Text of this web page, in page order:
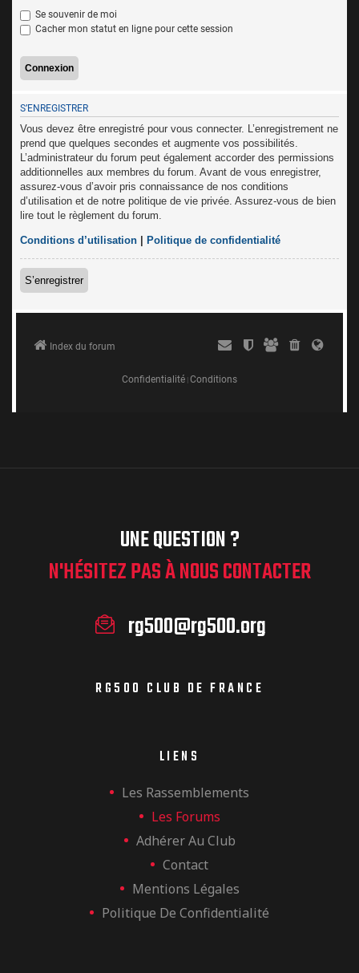
UNE QUESTION ?
N'HÉSITEZ PAS À NOUS CONTACTER
rg500@rg500.org
RG500 CLUB DE FRANCE
LIENS
Les Rassemblements
Les Forums
Adhérer Au Club
Contact
Mentions Légales
Politique De Confidentialité